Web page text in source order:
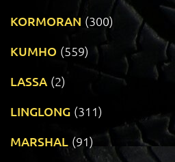
KORMORAN (300)
KUMHO (559)
LASSA (2)
LINGLONG (311)
MARSHAL (91)